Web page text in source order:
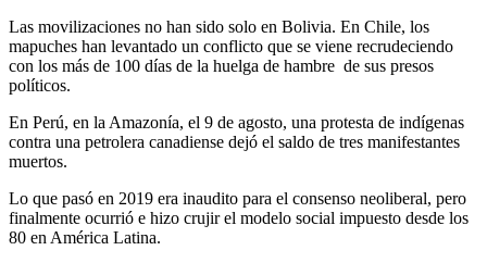
Las movilizaciones no han sido solo en Bolivia. En Chile, los
mapuches han levantado un conflicto que se viene recrudeciendo
con los más de 100 días de la huelga de hambre de sus presos
políticos.
En Perú, en la Amazonía, el 9 de agosto, una protesta de indígenas
contra una petrolera canadiense dejó el saldo de tres manifestantes
muertos.
Lo que pasó en 2019 era inaudito para el consenso neoliberal, pero
finalmente ocurrió e hizo crujir el modelo social impuesto desde los
80 en América Latina.